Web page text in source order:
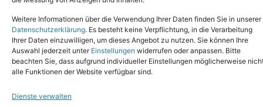
Weitere Informationen über die Verwendung Ihrer Daten finden Sie in unserer
Datenschutzerklärung. Es besteht keine Verpflichtung, in die Verarbeitung
Ihrer Daten einzuwilligen, um dieses Angebot zu nutzen. Sie können Ihre
Auswahl jederzeit unter Einstellungen widerrufen oder anpassen. Bitte
beachten Sie, dass aufgrund individueller Einstellungen möglicherweise
alle Funktionen der Website verfügbar sind.
Dienste verwalten
Copyright © 2024. Alle Rechte vorbehalten.
In der Pluns 1, 56727 Mayen